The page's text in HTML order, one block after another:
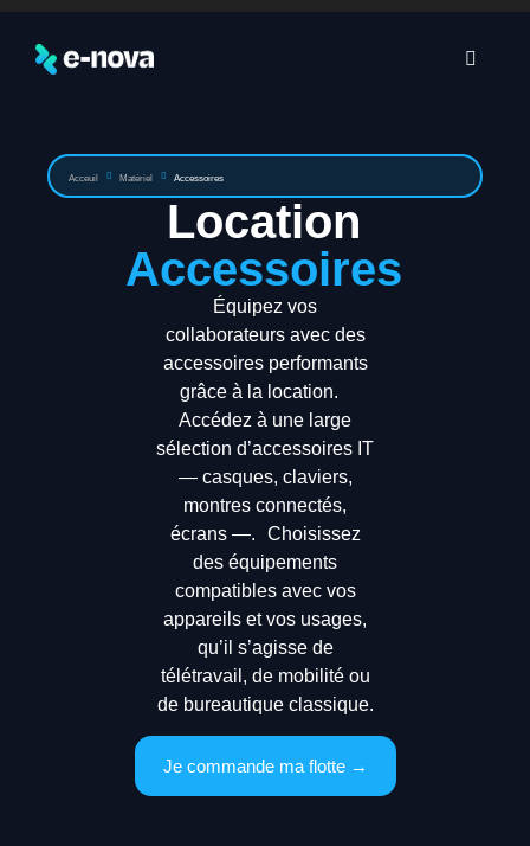
Acceuil Matériel Accessoires
Location
Accessoires
Équipez vos
collaborateurs avec des
accessoires performants
grâce à la location.
Accédez à une large
sélection d’accessoires IT
— casques, claviers,
montres connectés,
écrans —. Choisissez
des équipements
compatibles avec vos
appareils et vos usages,
qu’il s’agisse de
télétravail, de mobilité ou
de bureautique classique.
Je commande ma flotte →